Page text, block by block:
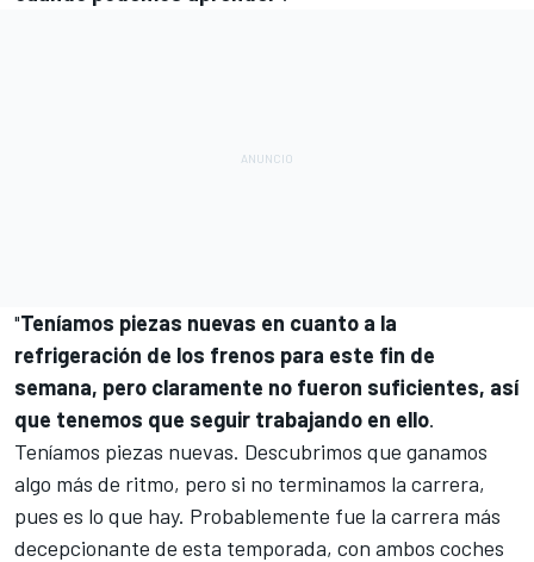
"Teníamos piezas nuevas en cuanto a la
refrigeración de los frenos para este fin de
semana, pero claramente no fueron suficientes, así
que tenemos que seguir trabajando en ello.
Teníamos piezas nuevas. Descubrimos que ganamos
algo más de ritmo, pero si no terminamos la carrera,
pues es lo que hay. Probablemente fue la carrera más
decepcionante de esta temporada, con ambos coches